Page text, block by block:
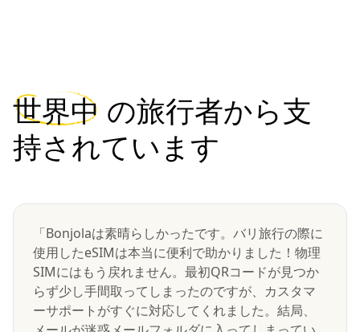
世界中 の旅行者から支
持されています
「Bonjolaは素晴らしかったです。バリ旅行の際に
使用したeSIMは本当に便利で助かりました！物理
SIMにはもう戻れません。最初QRコードが見つか
らず少し手間取ってしまったのですが、カスタマ
ーサポートがすぐに対応してくれました。結局、